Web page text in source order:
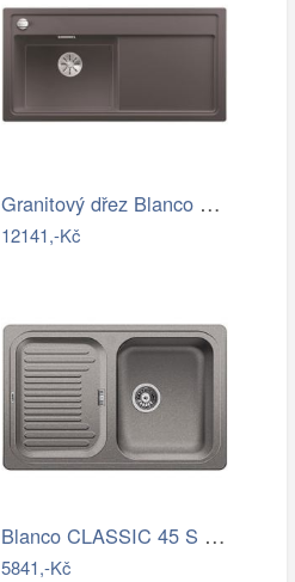
Granitový dřez Blanco ZENAR XL 6 S…
12141,-Kč
Blanco CLASSIC 45 S Silgranit aluminium…
5841,-Kč